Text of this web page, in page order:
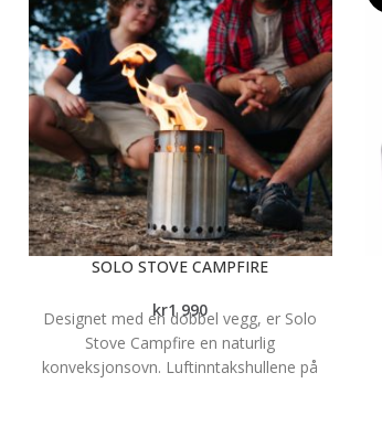
SOLO STOVE CAMPFIRE
kr1 990
Designet med en dobbel vegg, er Solo
Stove Campfire en naturlig
konveksjonsovn. Luftinntakshullene på